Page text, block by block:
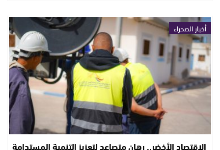
أخبار الصحراء
الاقتصاد الأخضر.. رهان متصاعد لتعزيز التنمية المستدامة